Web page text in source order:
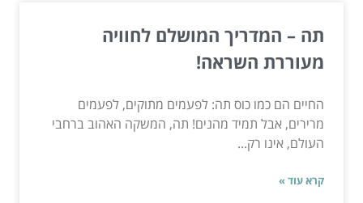
תה – המדריך המושלם לחוויה
מעוררת השראה!
החיים הם כמו כוס תה: לפעמים מתוקים, לפעמים
מרירים, אבל תמיד מהנים! תה, המשקה האהוב ברחבי
העולם, אינו רק...
קרא עוד »